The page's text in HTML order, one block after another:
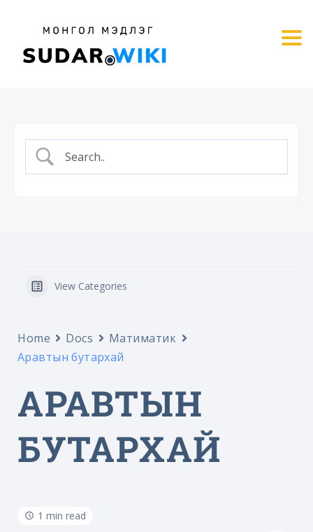
View Categories
Home Docs
Матиматик
Аравтын бутархай
АРАВТЫН
БУТАРХАЙ
1 min read